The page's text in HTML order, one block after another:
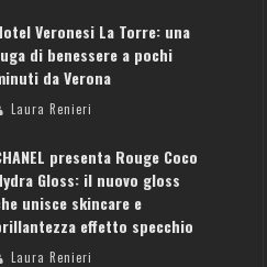
Veronesi La Torre: una
di benessere a pochi
da Verona
Laura Renieri
presenta Rouge Coco
Gloss: il nuovo gloss
unisce skincare e
effetto specchio
Laura RenieriPER IL WEEKEND PERFETTO